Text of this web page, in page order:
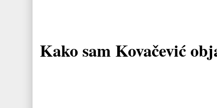
Kako sam Kovačević